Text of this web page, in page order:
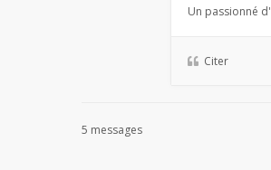
Un passionné
Citer
5 messages